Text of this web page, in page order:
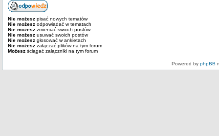
Nie możesz pisać nowych tematów
Nie możesz odpowiadać w tematach
Nie możesz zmieniać swoich postów
Nie możesz usuwać swoich postów
Nie możesz głosować w ankietach
Nie możesz załączać plików na tym forum
Możesz ściągać załączniki na tym forum
Powered by phpBB